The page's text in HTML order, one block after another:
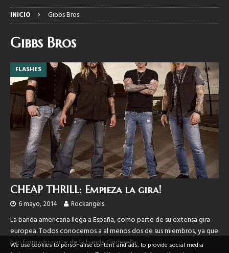
INICIO Gibbs Bros
Gibbs Bros
FLASHES
CHEAP THRILL: Empieza la gira!
6 mayo, 2014 Rockangels
La banda americana llega a España, como parte de su extensa gira
europea. Todos conocemos a al menos dos de sus miembros, ya que
han formado parte de la banda Cinderella.
We use cookies to personalise content and ads, to provide social media